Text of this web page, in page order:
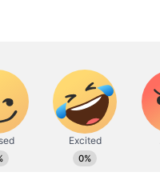
என்பவர் இசைக்